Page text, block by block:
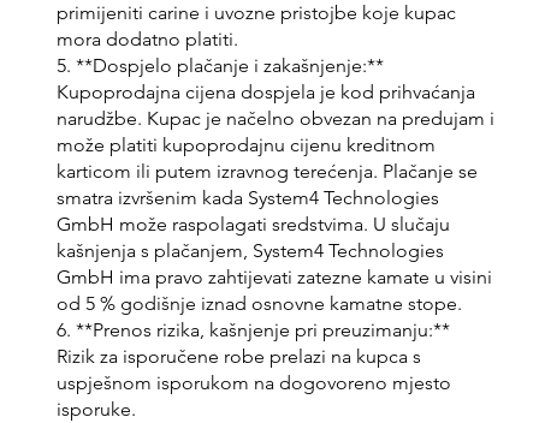
primijeniti carine i uvozne pristojbe koje kupac
mora dodatno platiti.
5. **Dospjelo plačanje i zakašnjenje:**
Kupoprodajna cijena dospjela je kod prihvaćanja
narudžbe. Kupac je načelno obvezan na predujam i
može platiti kupoprodajnu cijenu kreditnom
karticom ili putem izravnog terećenja. Plačanje se
smatra izvršenim kada System4 Technologies
GmbH može raspolagati sredstvima. U slučaju
kašnjenja s plačanjem, System4 Technologies
GmbH ima pravo zahtijevati zatezne kamate u visini
od 5 % godišnje iznad osnovne kamatne stope.
6. **Prenos rizika, kašnjenje pri preuzimanju:**
Rizik za isporučene robe prelazi na kupca s
uspješnom isporukom na dogovoreno mjesto
isporuke.